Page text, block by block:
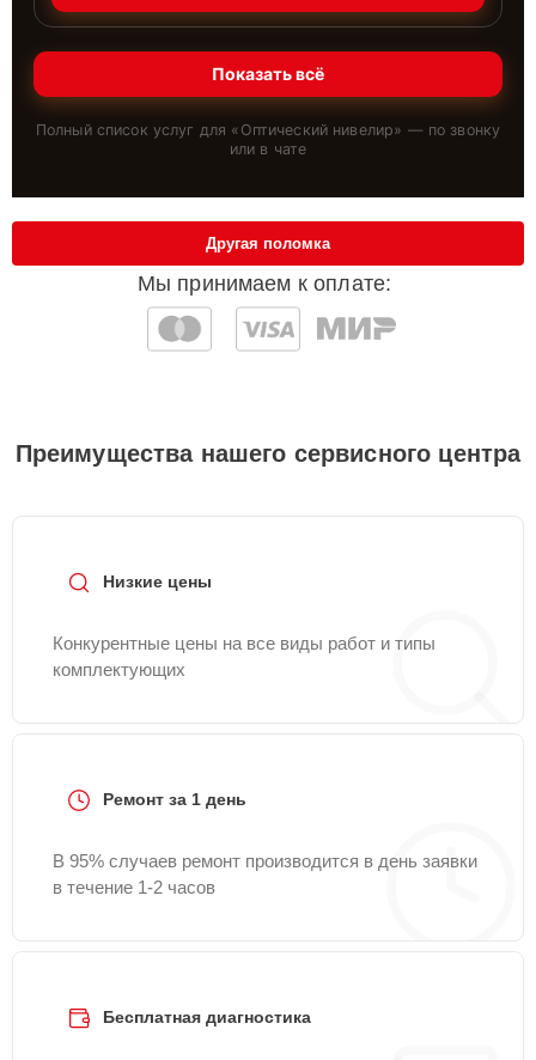
Показать всё
Полный список услуг для « Оптический нивелир» — по звонку
или в чате
Мы принимаем к оплате:
Другая поломка
Преимущества нашего сервисного центра
Низкие цены
Конкурентные цены на все виды работ и типы
комплектующих
Ремонт за 1 день
В 95% случаев ремонт производится в день заявки
в течение 1-2 часов
Бесплатная диагностика